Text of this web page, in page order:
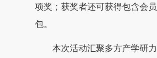
项奖；获奖者还可获得包含会
包。
本次活动汇聚多方产学研力